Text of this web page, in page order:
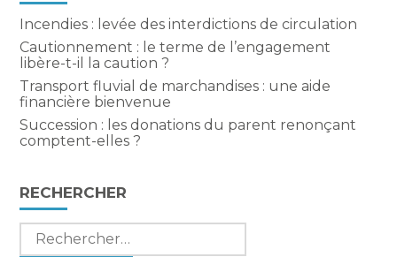
Incendies : levée des interdictions de circulation
Cautionnement : le terme de l’engagement
libère-t-il la caution ?
Transport fluvial de marchandises : une aide
financière bienvenue
Succession : les donations du parent renonçant
comptent-elles ?
RECHERCHER
Rechercher :